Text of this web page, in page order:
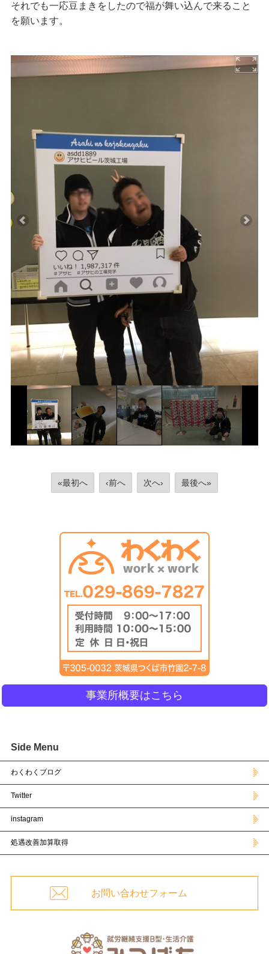
それでも一応豆まきをしたので福が舞い込んで来ること
を願います。
«最初へ ‹前へ 次へ› 最後へ»
事業所概要はこちら
Side Menu
わくわくブログ
Twitter
instagram
処遇改善加算取得
お問い合わせフォーム